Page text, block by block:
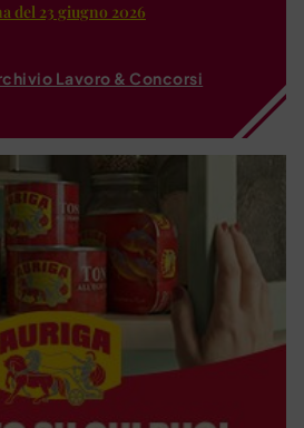
del 23 giugno 2026
Lavoro & Concorsi